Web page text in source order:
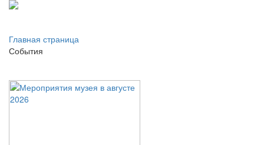
Главная страница
События